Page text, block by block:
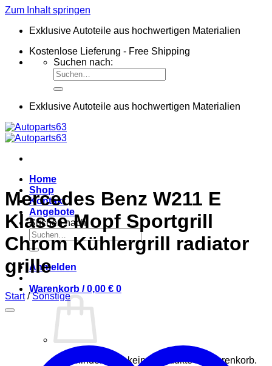
Zum Inhalt springen
Exklusive Autoteile aus hochwertigen Materialien
Kostenlose Lieferung - Free Shipping
Suchen nach:
Exklusive Autoteile aus hochwertigen Materialien
Home
Shop
Kontakt
Angebote
Suchen nach:
Anmelden
Warenkorb /0,00 € 0
Es befinden sich keine Produkte im Warenkorb.
Mercedes Benz W211 E
Klasse Mopf Sportgrill
Chrom Kühlergrill radiator
grille
Start / Sonstige